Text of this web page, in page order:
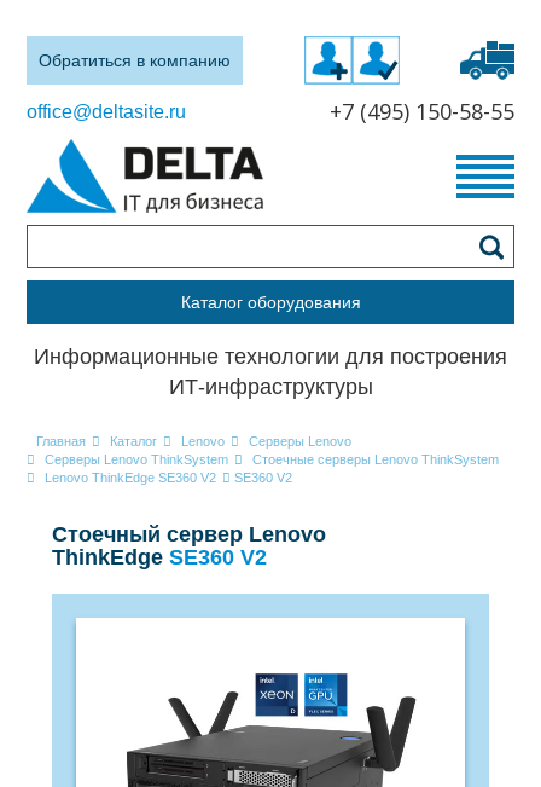
Обратиться в компанию
office@deltasite.ru +7 (495) 150-58-55
Каталог оборудования
Информационные технологии для построения
ИТ-инфраструктуры
Главная Каталог Lenovo
Серверы Lenovo
Серверы Lenovo ThinkSystem
Стоечные серверы Lenovo ThinkSystem
Lenovo ThinkEdge SE360 V2
SE360 V2
Стоечный сервер Lenovo
ThinkEdge SE360 V2